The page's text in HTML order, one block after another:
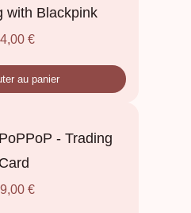
with Blackpink
€
au panier
- Trading
Card
€